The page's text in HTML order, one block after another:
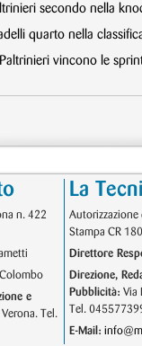
secondo nella
quarto nella
vincono le
n. 422
e
Tel.
La
Autorizzazione
Stampa CR
Direttore
Direzione,
Pubblicità: Via
Tel.
E-Mail: